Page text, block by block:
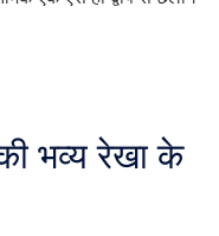
भव्य रेखा के